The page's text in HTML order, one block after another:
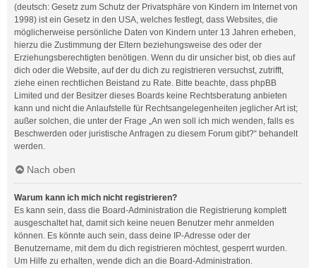
(deutsch: Gesetz zum Schutz der Privatsphäre von Kindern im Internet von
1998) ist ein Gesetz in den USA, welches festlegt, dass Websites, die
möglicherweise persönliche Daten von Kindern unter 13 Jahren erheben,
hierzu die Zustimmung der Eltern beziehungsweise des oder der
Erziehungsberechtigten benötigen. Wenn du dir unsicher bist, ob dies auf
dich oder die Website, auf der du dich zu registrieren versuchst, zutrifft,
ziehe einen rechtlichen Beistand zu Rate. Bitte beachte, dass phpBB
Limited und der Besitzer dieses Boards keine Rechtsberatung anbieten
kann und nicht die Anlaufstelle für Rechtsangelegenheiten jeglicher Art ist;
außer solchen, die unter der Frage „An wen soll ich mich wenden, falls es
Beschwerden oder juristische Anfragen zu diesem Forum gibt?“ behandelt
werden.
Nach oben
Warum kann ich mich nicht registrieren?
Es kann sein, dass die Board-Administration die Registrierung komplett
ausgeschaltet hat, damit sich keine neuen Benutzer mehr anmelden
können. Es könnte auch sein, dass deine IP-Adresse oder der
Benutzername, mit dem du dich registrieren möchtest, gesperrt wurden.
Um Hilfe zu erhalten, wende dich an die Board-Administration.